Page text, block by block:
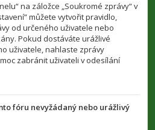
na záložce „Soukromé zprávy“ v
můžete vytvořit pravidlo,
od určeného uživatele nebo
Pokud dostáváte urážlivé
uživatele, nahlaste zprávy
zabránit uživateli v odesílání
fóru nevyžádaný nebo urážlivý